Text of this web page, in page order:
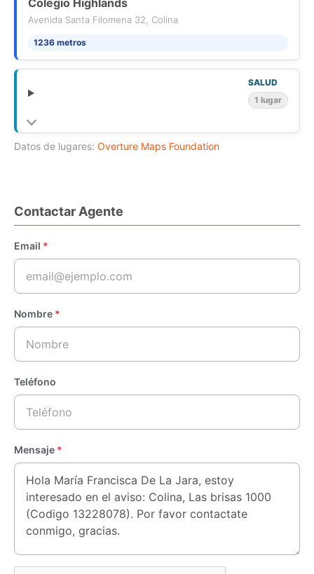
movimiento.
Avenida Santa Filomena 32, Colina
1236 metros
SALUD
1 lugar
Datos de lugares: Overture Maps Foundation
Contactar Agente
Email *
Nombre *
Teléfono
Mensaje *